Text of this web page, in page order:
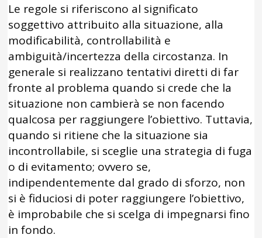
Le regole si riferiscono al significato
soggettivo attribuito alla situazione, alla
modificabilità, controllabilità e
ambiguità/incertezza della circostanza. In
generale si realizzano tentativi diretti di far
fronte al problema quando si crede che la
situazione non cambierà se non facendo
qualcosa per raggiungere l’obiettivo. Tuttavia,
quando si ritiene che la situazione sia
incontrollabile, si sceglie una strategia di fuga
o di evitamento; ovvero se,
indipendentemente dal grado di sforzo, non
si è fiduciosi di poter raggiungere l’obiettivo,
è improbabile che si scelga di impegnarsi fino
in fondo.